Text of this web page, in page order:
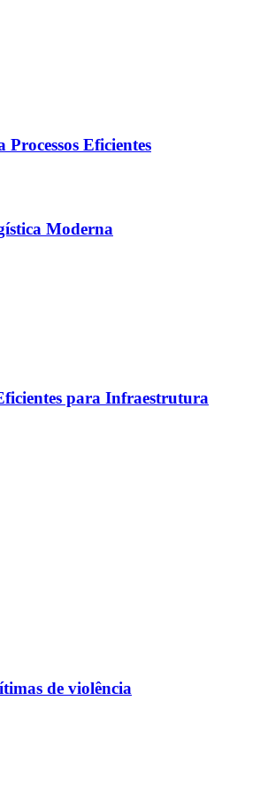
Eficientes
Moderna
para Infraestrutura
de violência